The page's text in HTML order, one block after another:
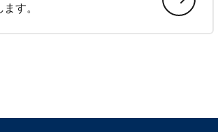
す。